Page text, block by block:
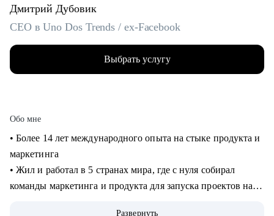
Дмитрий Дубовик
CEO в Uno Dos Trends / ex-Facebook
Выбрать услугу
Обо мне
• Более 14 лет международного опыта на стыке продукта и
маркетинга
• Жил и работал в 5 странах мира, где с нуля собирал
команды маркетинга и продукта для запуска проектов на
Развернуть